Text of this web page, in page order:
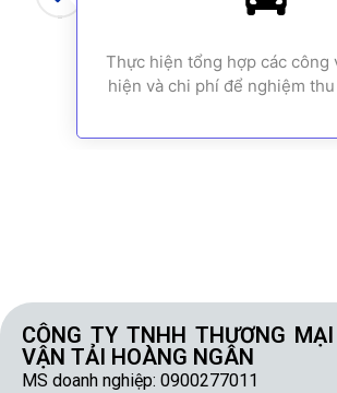
Thực hiện tổng hợp các công
hiện và chi phí để nghiệm
CÔNG TY TNHH THƯƠNG
VẬN TẢI HOÀNG NGÂN
MS doanh nghiệp: 0900277011